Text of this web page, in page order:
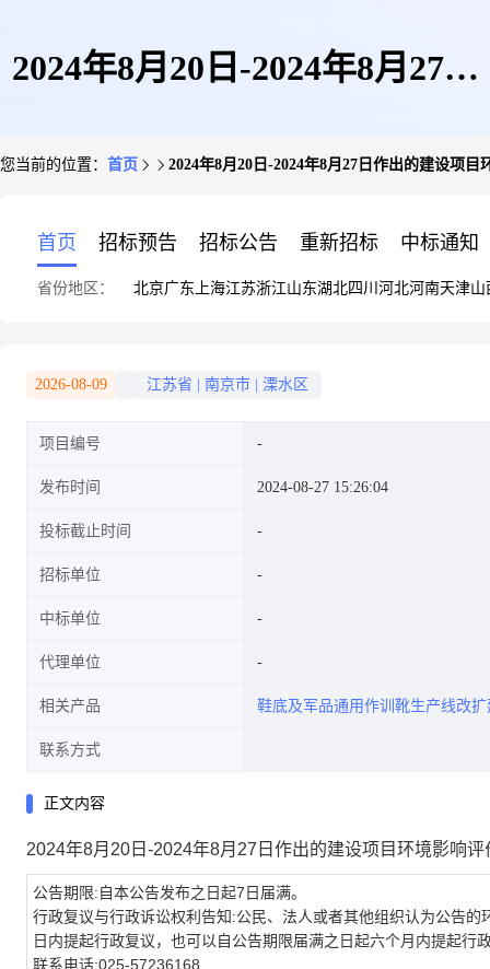
2024年8月20日-2024年8月27日
您当前的位置： 首页 2024年8月20日-2024年8月27日作出的建设项
首页 招标预告 招标公告 重新招标 中标通知
省份地区： 北京广东 上海江苏浙江山东湖北四川 河北河南天津山
2026-08-09 江苏省 南京市 溧水区
项目编号
发布时间 2024-08-27 15:26:04
投标截止时间
招标单位
中标单位
代理单位
相关产品 鞋底及军品通用作训靴生产线改扩
联系方式
正文内容
2024年8月20日-2024年8月27日作出的建设项目环境影响
公告期限:自本公告发布之日起7日届满。
行政复议与行政诉讼权利告知:公民、法人或者其他组织认为公告
日内提起行政复议，也可以自公告期限届满之日起六个月内提起行
联系电话:025-57236168